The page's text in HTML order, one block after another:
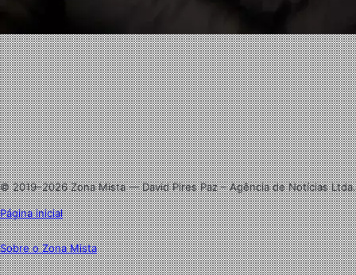
Facebook
X
Linkedin
Instagram
© 2019–2026 Zona Mista — David Pires Paz – Agência de Notícias Ltda.
Página inicial
Sobre o Zona Mista